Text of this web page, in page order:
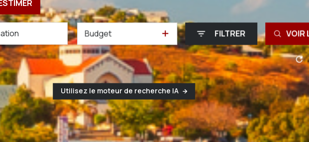
Budget FILTRER VOIR
Utilisez le moteur de recherche IA